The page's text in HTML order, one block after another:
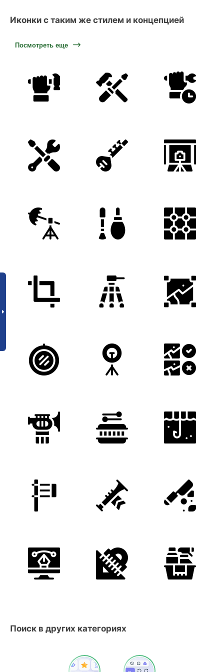
Иконки с таким же стилем и концепцией
Посмотреть еще
Поиск в других категориях